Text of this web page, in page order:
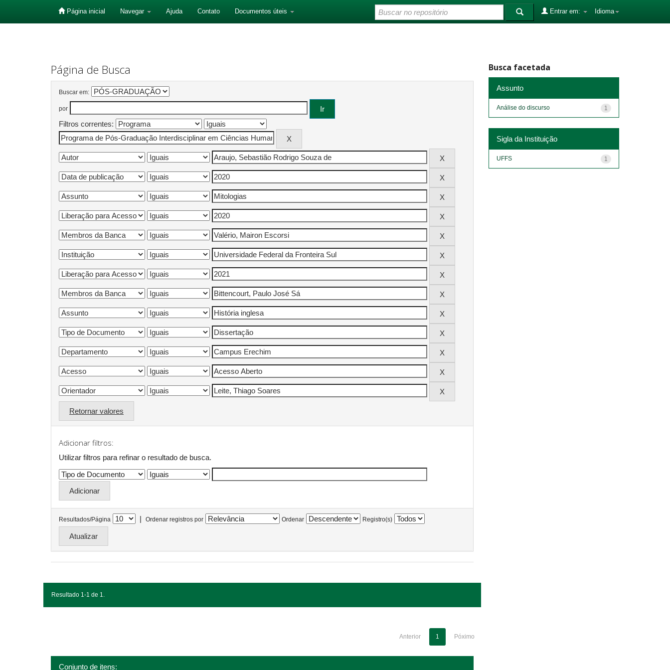
Página inicial Navegar Ajuda Contato Documentos úteis Idioma
Entrar em:
Página de Busca
Buscar em:
por
Filtros correntes:
Retornar valores
Adicionar filtros:
Utilizar filtros para refinar o resultado de busca.
Resultados/Página | Ordenar registros por Ordenar Registro(s)
Resultado 1-1 de 1.
Anterior 1 Póximo
Conjunto de itens:
Busca facetada
Assunto
1
Análise do discurso
Sigla da Instituição
1
UFFS